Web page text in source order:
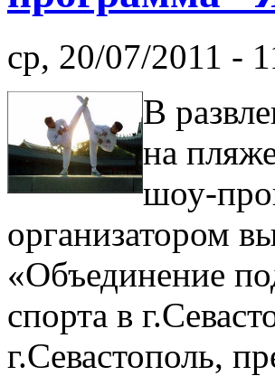
ср, 20/07/2011 -
В
на
шоу-
организатором
«Объединение
спорта в
г.Севастополь,